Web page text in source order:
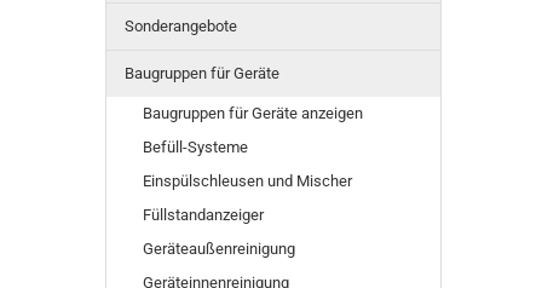
Sonderangebote
Baugruppen für Geräte
Baugruppen für Geräte anzeigen
Befüll-Systeme
Einspülschleusen und Mischer
Füllstandanzeiger
Geräteaußenreinigung
Geräteinnenreinigung